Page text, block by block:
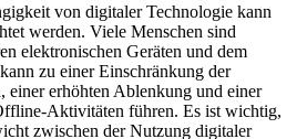
von digitaler Technologie kann
werden. Viele Menschen sind
elektronischen Geräten und dem
zu einer Einschränkung der
einer erhöhten Ablenkung und einer
Aktivitäten führen. Es ist wichtig,
zwischen der Nutzung digitaler